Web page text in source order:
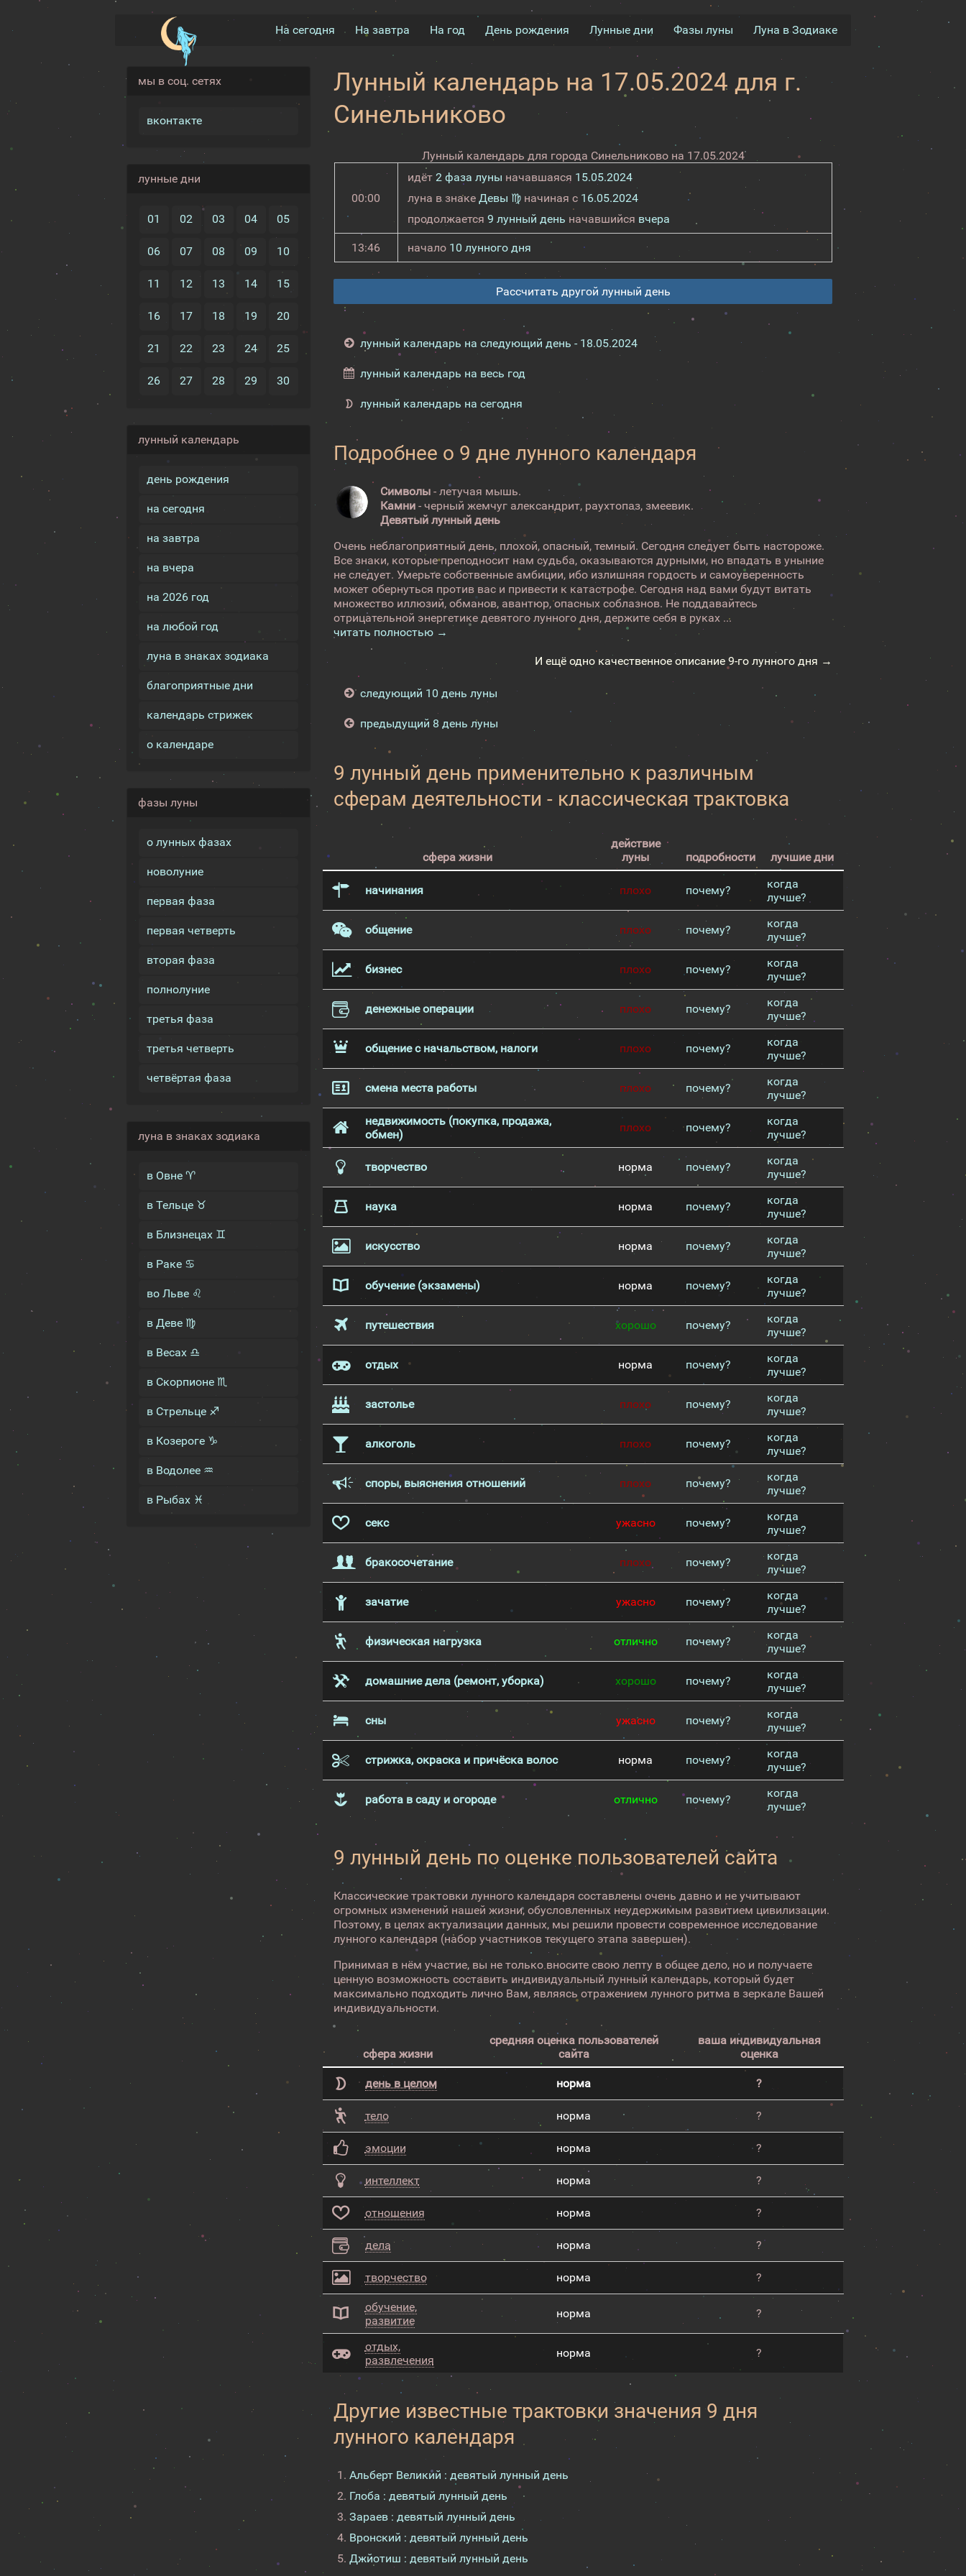
На сегодня На завтра На год День рождения Лунные дни Фазы луны Луна в Зодиаке
мы в соц. сетях
вконтакте
лунные дни
01 02 03 04 05
06 07 08 09 10
11 12 13 14 15
16 17 18 19 20
21 22 23 24 25
26 27 28 29 30
лунный календарь
день рождения
на сегодня
на завтра
на вчера
на 2026 год
на любой год
луна в знаках зодиака
благоприятные дни
календарь стрижек
о календаре
фазы луны
о лунных фазах
новолуние
первая фаза
первая четверть
вторая фаза
полнолуние
третья фаза
третья четверть
четвёртая фаза
луна в знаках зодиака
в Овне ♈
в Тельце ♉
в Близнецах ♊
в Раке ♋
во Льве ♌
в Деве ♍
в Весах ♎
в Скорпионе ♏
в Стрельце ♐
в Козероге ♑
в Водолее ♒
в Рыбах ♓
Лунный календарь на 17.05.2024 для г.
Синельниково
Лунный календарь для города Синельниково на 17.05.2024
00:00
идёт 2 фаза луны начавшаяся 15.05.2024
луна в знаке Девы ♍начиная с 16.05.2024
продолжается 9 лунный день начавшийся вчера
13:46 начало 10 лунного дня
Рассчитать другой лунный день
лунный календарь на следующий день - 18.05.2024
лунный календарь на весь год
лунный календарь на сегодня
Подробнее о 9 дне лунного календаря
Символы - летучая мышь.
Камни - черный жемчуг александрит, раухтопаз, змеевик.
Девятый лунный день
Очень неблагоприятный день, плохой, опасный, темный. Сегодня следует быть настороже.
Все знаки, которые преподносит нам судьба, оказываются дурными, но впадать в уныние
не следует. Умерьте собственные амбиции, ибо излишняя гордость и самоуверенность
может обернуться против вас и привести к катастрофе. Сегодня над вами будут витать
множество иллюзий, обманов, авантюр, опасных соблазнов. Не поддавайтесь
отрицательной энергетике девятого лунного дня, держите себя в руках ...
читать полностью →
И ещё одно качественное описание 9-го лунного дня →
следующий 10 день луны
предыдущий 8 день луны
9 лунный день применительно к различным
сферам деятельности - классическая трактовка
сфера жизни
действие
луны
подробности лучшие дни
начинания плохо почему?
когда
лучше?
общение плохо почему?
когда
лучше?
бизнес плохо почему?
когда
лучше?
денежные операции плохо почему?
когда
лучше?
общение с начальством, налоги плохо почему?
когда
лучше?
смена места работы плохо почему?
когда
лучше?
недвижимость (покупка, продажа,
обмен)
плохо почему?
когда
лучше?
творчество норма почему?
когда
лучше?
наука норма почему?
когда
лучше?
искусство норма почему?
когда
лучше?
обучение (экзамены) норма почему?
когда
лучше?
путешествия хорошо почему?
когда
лучше?
отдых норма почему?
когда
лучше?
застолье плохо почему?
когда
лучше?
алкоголь плохо почему?
когда
лучше?
споры, выяснения отношений плохо почему?
когда
лучше?
секс ужасно почему?
когда
лучше?
бракосочетание плохо почему?
когда
лучше?
зачатие ужасно почему?
когда
лучше?
физическая нагрузка отлично почему?
когда
лучше?
домашние дела (ремонт, уборка) хорошо почему?
когда
лучше?
сны ужасно почему?
когда
лучше?
стрижка, окраска и причёска волос норма почему?
когда
лучше?
работа в саду и огороде отлично почему?
когда
лучше?
9 лунный день по оценке пользователей сайта
Классические трактовки лунного календаря составлены очень давно и не учитывают
огромных изменений нашей жизни, обусловленных неудержимым развитием цивилизации.
Поэтому, в целях актуализации данных, мы решили провести современное исследование
лунного календаря (набор участников текущего этапа завершен).
Принимая в нём участие, вы не только вносите свою лепту в общее дело, но и получаете
ценную возможность составить индивидуальный лунный календарь, который будет
максимально подходить лично Вам, являясь отражением лунного ритма в зеркале Вашей
индивидуальности.
сфера жизни
средняя оценка пользователей
сайта
ваша индивидуальная
оценка
день в целом норма ?
тело норма ?
эмоции норма ?
интеллект норма ?
отношения норма ?
дела норма ?
творчество норма ?
обучение,
развитие
норма ?
отдых,
развлечения
норма ?
Другие известные трактовки значения 9 дня
лунного календаря
Альберт Великий : девятый лунный день
Глоба : девятый лунный день
Зараев : девятый лунный день
Вронский : девятый лунный день
Джйотиш : девятый лунный день